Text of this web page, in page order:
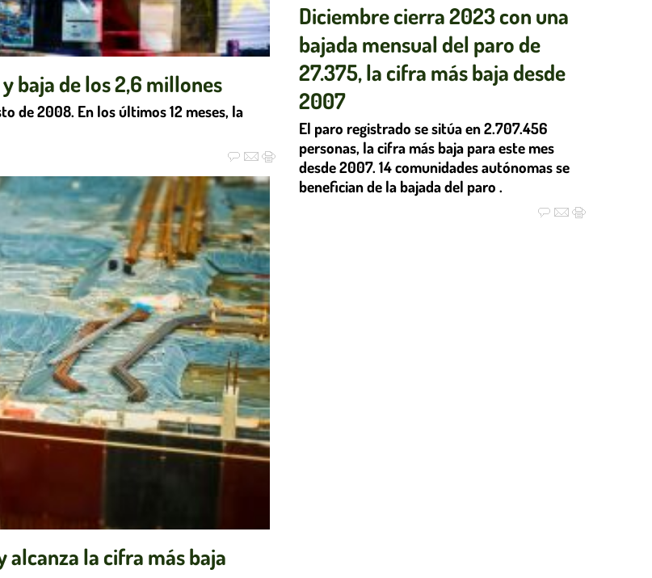
baja de los 2,6 millones
de 2008. En los últimos 12 meses, la
alcanza la cifra más baja
Diciembre cierra 2023 con una
bajada mensual del paro de
27.375, la cifra más baja desde
2007
El paro registrado se sitúa en 2.707.456
personas, la cifra más baja para este mes
desde 2007. 14 comunidades autónomas se
benefician de la bajada del paro .